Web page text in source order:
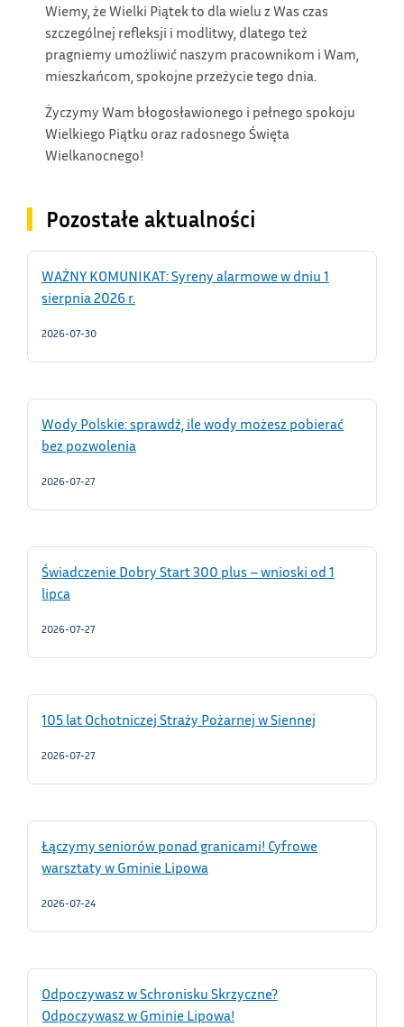
Wiemy, że Wielki Piątek to dla wielu z Was czas
szczególnej refleksji i modlitwy, dlatego też
pragniemy umożliwić naszym pracownikom i Wam,
mieszkańcom, spokojne przeżycie tego dnia.
Życzymy Wam błogosławionego i pełnego spokoju
Wielkiego Piątku oraz radosnego Święta
Wielkanocnego!
Pozostałe aktualności
WAŻNY KOMUNIKAT: Syreny alarmowe w dniu 1
sierpnia 2026 r.
2026-07-30
Wody Polskie: sprawdź, ile wody możesz pobierać
bez pozwolenia
2026-07-27
Świadczenie Dobry Start 300 plus – wnioski od 1
lipca
2026-07-27
105 lat Ochotniczej Straży Pożarnej w Siennej
2026-07-27
Łączymy seniorów ponad granicami! Cyfrowe
warsztaty w Gminie Lipowa
2026-07-24
Odpoczywasz w Schronisku Skrzyczne?
Odpoczywasz w Gminie Lipowa!